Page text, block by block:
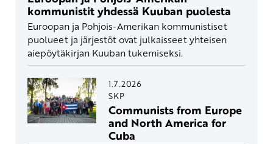
kommunistit yhdessä Kuuban puolesta
Euroopan ja Pohjois-Amerikan kommunistiset
puolueet ja järjestöt ovat julkaisseet yhteisen
aiepöytäkirjan Kuuban tukemiseksi.
1.7.2026
SKP
Communists from Europe
and North America for
Cuba